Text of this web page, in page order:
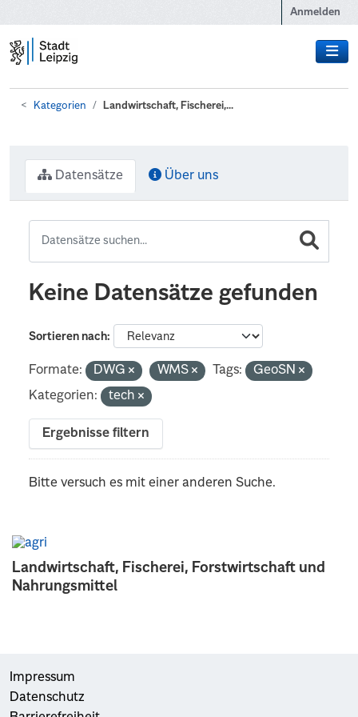
Anmelden
Kategorien Landwirtschaft, Fischerei,...
Landwirtschaft, Fischerei, Forstwirtschaft und
Nahrungsmittel
Datensätze Über uns
Keine Datensätze gefunden
Sortieren nach
Formate: DWG WMS Tags:
GeoSN
Kategorien:
tech
Ergebnisse filtern
Bitte versuch es mit einer anderen Suche.
Impressum
Datenschutz